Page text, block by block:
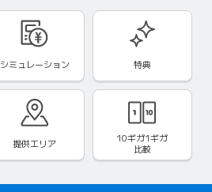
シミュレーション 特典
提供エリア
10ギガ1ギガ
比較